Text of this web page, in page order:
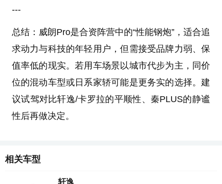
---
总结：威朗Pro是合资阵营中的“性能钢炮”，适合追
求动力与科技的年轻用户，但需接受品牌力弱、保
值率低的现实。若用车场景以城市代步为主，同价
位的混动车型或日系家轿可能是更务实的选择。建
议试驾对比轩逸/卡罗拉的平顺性、秦PLUS的静谧
性后再做决定。
相关车型
轩逸